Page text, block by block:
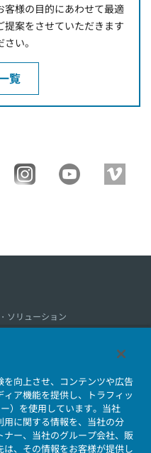
客様の目的にあわせて最適
提案をさせていただきます
い。
覧
ソリューション
採用情報
会社情報新着一覧
い合わせ
向上させ、コンテンツや広告
ア機能を提供し、トラフィッ
）を使用しています。当社
用に関する情報を、当社の分
ー、当社のグループ会社、販
、その情報をお客様が提供し